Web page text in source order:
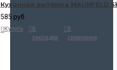
Кухонная вытяжка MAUNFELD
585 руб.
Купить
В
закладки
В
сравнение